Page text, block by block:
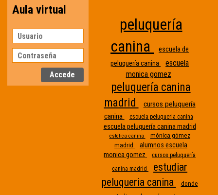
Aula virtual
peluquería
canina
escuela de
peluquería canina
escuela
monica gomez
peluquería canina
madrid
cursos peluquería
canina
escuela peluqueria canina
escuela peluquería canina madrid
estetica canina
mónica gómez
madrid
alumnos escuela
monica gomez
cursos peluquería
canina madrid
estudiar
peluqueria canina
donde